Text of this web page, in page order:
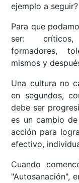
ejemplo a seguir?
Para que
ser: críticos,
formadores,
mismos y
Una cultura no
en segundos,
debe ser
es un cambio
acción para
efectivo,
Cuando
"Autosanación",